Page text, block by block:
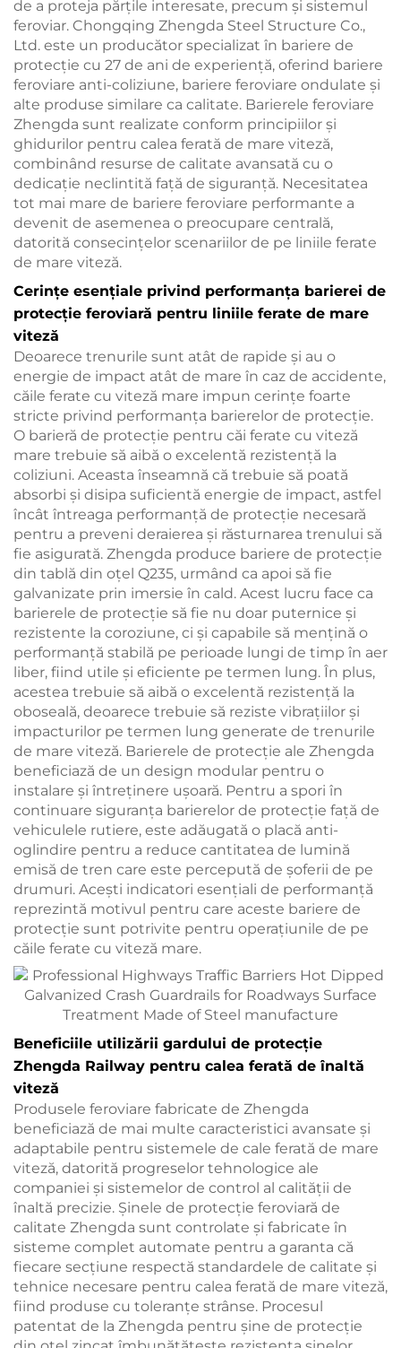
de a proteja părțile interesate, precum și sistemul
feroviar. Chongqing Zhengda Steel Structure Co.,
Ltd. este un producător specializat în bariere de
protecție cu 27 de ani de experiență, oferind bariere
feroviare anti-coliziune, bariere feroviare ondulate și
alte produse similare ca calitate. Barierele feroviare
Zhengda sunt realizate conform principiilor și
ghidurilor pentru calea ferată de mare viteză,
combinând resurse de calitate avansată cu o
dedicație neclintită față de siguranță. Necesitatea
tot mai mare de bariere feroviare performante a
devenit de asemenea o preocupare centrală,
datorită consecințelor scenariilor de pe liniile ferate
de mare viteză.
Cerințe esențiale privind performanța barierei de
protecție feroviară pentru liniile ferate de mare
viteză
Deoarece trenurile sunt atât de rapide și au o
energie de impact atât de mare în caz de accidente,
căile ferate cu viteză mare impun cerințe foarte
stricte privind performanța barierelor de protecție.
O barieră de protecție pentru căi ferate cu viteză
mare trebuie să aibă o excelentă rezistență la
coliziuni. Aceasta înseamnă că trebuie să poată
absorbi și disipa suficientă energie de impact, astfel
încât întreaga performanță de protecție necesară
pentru a preveni deraierea și răsturnarea trenului să
fie asigurată. Zhengda produce bariere de protecție
din tablă din oțel Q235, urmând ca apoi să fie
galvanizate prin imersie în cald. Acest lucru face ca
barierele de protecție să fie nu doar puternice și
rezistente la coroziune, ci și capabile să mențină o
performanță stabilă pe perioade lungi de timp în aer
liber, fiind utile și eficiente pe termen lung. În plus,
acestea trebuie să aibă o excelentă rezistență la
oboseală, deoarece trebuie să reziste vibrațiilor și
impacturilor pe termen lung generate de trenurile
de mare viteză. Barierele de protecție ale Zhengda
beneficiază de un design modular pentru o
instalare și întreținere ușoară. Pentru a spori în
continuare siguranța barierelor de protecție față de
vehiculele rutiere, este adăugată o placă anti-
oglindire pentru a reduce cantitatea de lumină
emisă de tren care este percepută de șoferii de pe
drumuri. Acești indicatori esențiali de performanță
reprezintă motivul pentru care aceste bariere de
protecție sunt potrivite pentru operațiunile de pe
căile ferate cu viteză mare.
Beneficiile utilizării gardului de protecție
Zhengda Railway pentru calea ferată de înaltă
viteză
Produsele feroviare fabricate de Zhengda
beneficiază de mai multe caracteristici avansate și
adaptabile pentru sistemele de cale ferată de mare
viteză, datorită progreselor tehnologice ale
companiei și sistemelor de control al calității de
înaltă precizie. Șinele de protecție feroviară de
calitate Zhengda sunt controlate și fabricate în
sisteme complet automate pentru a garanta că
fiecare secțiune respectă standardele de calitate și
tehnice necesare pentru calea ferată de mare viteză,
fiind produse cu toleranțe strânse. Procesul
patentat de la Zhengda pentru șine de protecție